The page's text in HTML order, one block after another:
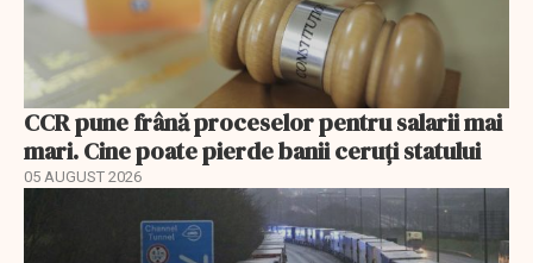
CCR pune frână proceselor pentru salarii mai
mari. Cine poate pierde banii ceruți statului
05 AUGUST 2026